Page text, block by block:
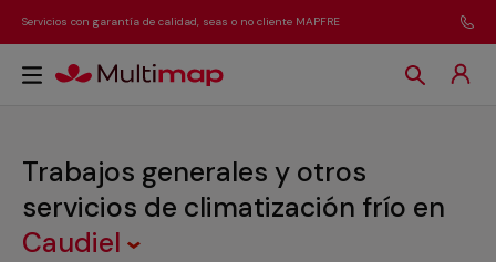
Servicios con garantía de calidad, seas o no cliente MAPFRE
Trabajos generales y otros
servicios de climatización frío en
Caudiel